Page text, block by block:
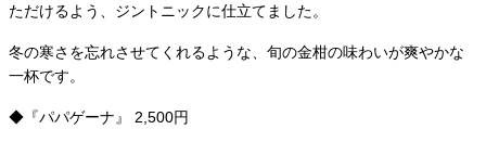
ただけるよう、ジントニックに仕立てました。
冬の寒さを忘れさせてくれるような、旬の金柑の味わいが爽やかな
一杯です。
◆『パパゲーナ』 2,500円